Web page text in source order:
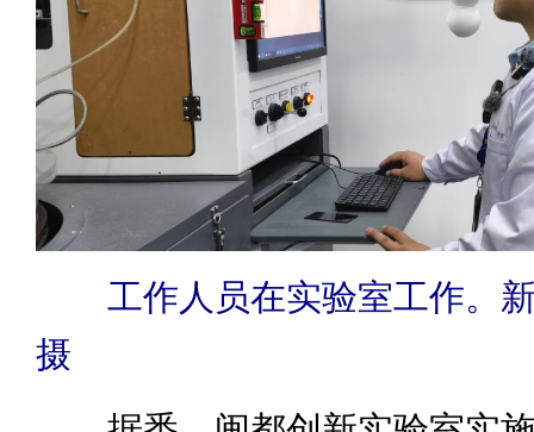
工作人员在实验室工作。
摄